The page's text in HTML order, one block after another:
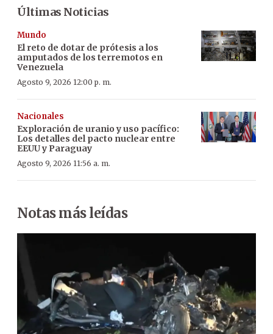
Últimas Noticias
Mundo
El reto de dotar de prótesis a los
amputados de los terremotos en
Venezuela
Agosto 9, 2026 12:00 p. m.
Nacionales
Exploración de uranio y uso pacífico:
Los detalles del pacto nuclear entre
EEUU y Paraguay
Agosto 9, 2026 11:56 a. m.
Notas más leídas